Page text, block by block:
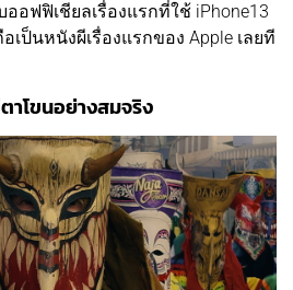
อฟฟิเชียลเรื่องแรกที่ใช้ iPhone13
เป็นหนังผีเรื่องแรกของ Apple เลยที
าโขนอย่างสมจริง